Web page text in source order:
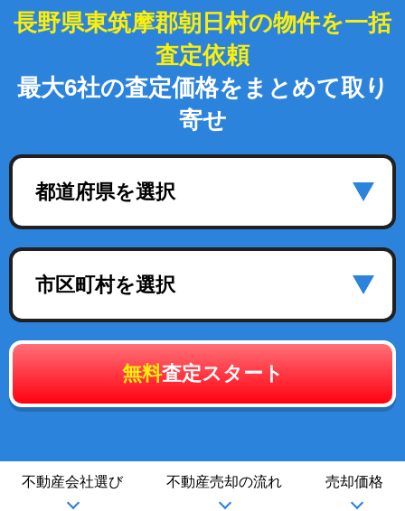
長野県東筑摩郡朝日村の物件を一括
査定依頼
最大6社の査定価格をまとめて取り
寄せ
都道府県を選択
市区町村を選択
無料査定スタート
不動産会社選び 不動産売却の流れ 売却価格